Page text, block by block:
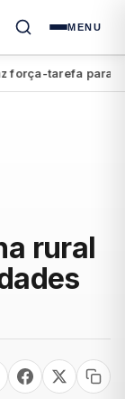
MENU
tarefa para
rural